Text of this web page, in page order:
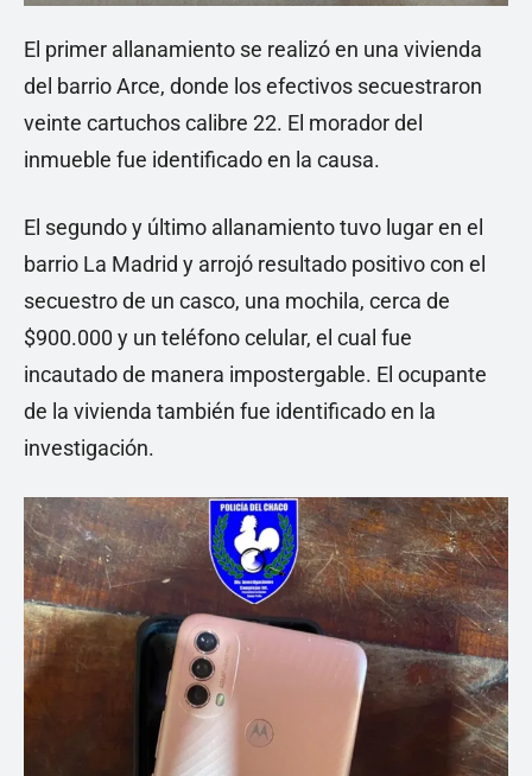
El primer allanamiento se realizó en una vivienda
del barrio Arce, donde los efectivos secuestraron
veinte cartuchos calibre 22. El morador del
inmueble fue identificado en la causa.
El segundo y último allanamiento tuvo lugar en el
barrio La Madrid y arrojó resultado positivo con el
secuestro de un casco, una mochila, cerca de
$900.000 y un teléfono celular, el cual fue
incautado de manera impostergable. El ocupante
de la vivienda también fue identificado en la
investigación.